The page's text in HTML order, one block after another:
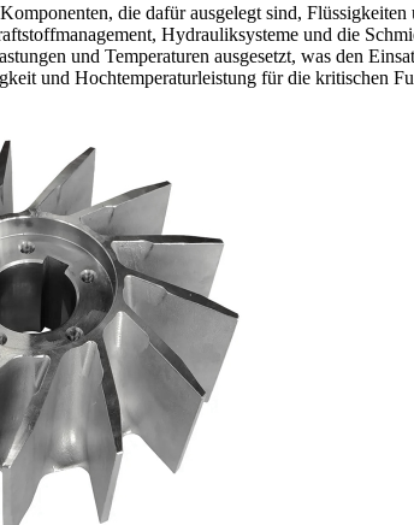
die dafür ausgelegt sind,
Hydrauliksysteme und die
und Temperaturen ausgesetzt, was den
und Hochtemperaturleistung für die kritischen